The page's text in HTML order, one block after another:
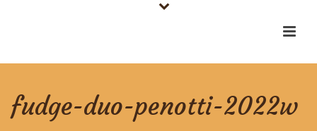
fudge-duo-penotti-2022w